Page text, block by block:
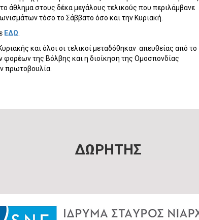
άθλημα στους δέκα μεγάλους τελικούς που περιλάμβανε
τόσο το Σάββατο όσο και την Κυριακή.
ΕΔΩ
και όλοι οι τελικοί μεταδόθηκαν απευθείας από το
της Βόλβης και η διοίκηση της Ομοσπονδίας
πρωτοβουλία.
ΔΩΡΗΤΗΣ